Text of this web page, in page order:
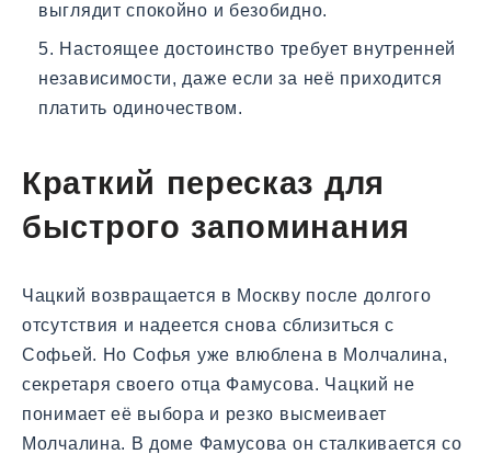
выглядит спокойно и безобидно.
Настоящее достоинство требует внутренней
независимости, даже если за неё приходится
платить одиночеством.
Краткий пересказ для
быстрого запоминания
Чацкий возвращается в Москву после долгого
отсутствия и надеется снова сблизиться с
Софьей. Но Софья уже влюблена в Молчалина,
секретаря своего отца Фамусова. Чацкий не
понимает её выбора и резко высмеивает
Молчалина. В доме Фамусова он сталкивается со